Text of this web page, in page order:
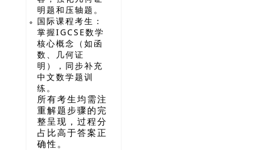
明题和压轴题。
国际课程考生：
掌握IGCSE数学
核心概念（如函
数、几何证
明），同步补充
中文数学题训
练。
所有考生均需注
重解题步骤的完
整呈现，过程分
占比高于答案正
确性。